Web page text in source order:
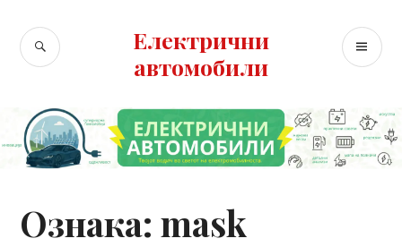
content
Електрични
автомобили
SEARCH
Ознака:mask